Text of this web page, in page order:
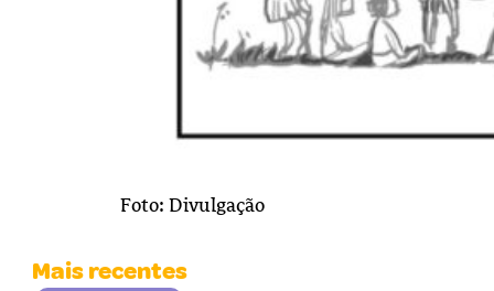
Foto: Divulgação
Mais recentes